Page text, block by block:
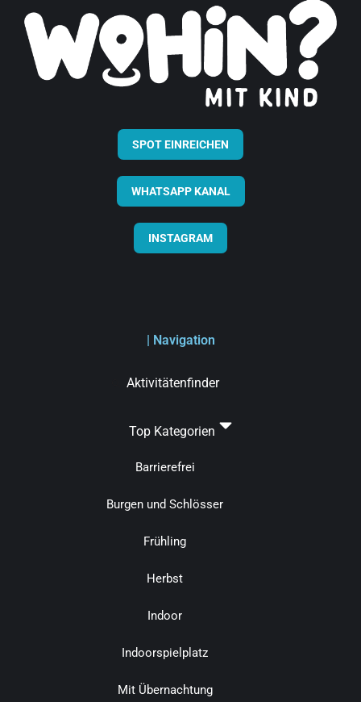
SPOT EINREICHEN
WHATSAPP KANAL
INSTAGRAM
| Navigation
Aktivitätenfinder
Top Kategorien
Barrierefrei
Burgen und Schlösser
Frühling
Herbst
Indoor
Indoorspielplatz
Mit Übernachtung